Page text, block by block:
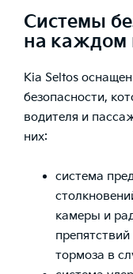
Системы
на каждом
Kia Seltos
безопасности,
водителя и
них:
система
камеры и
тормоза в